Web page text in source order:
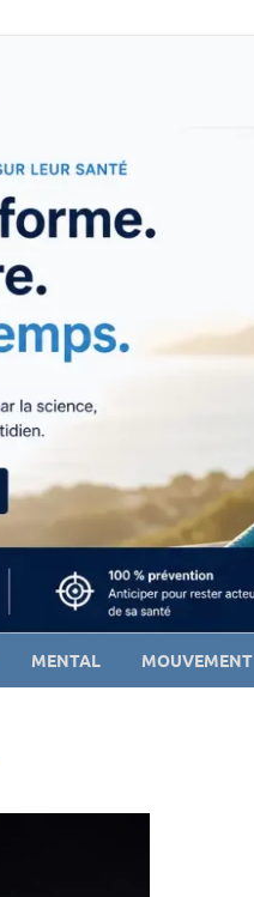
MENTAL MOUVEMENT